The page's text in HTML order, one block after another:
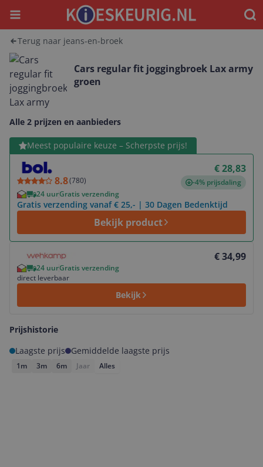
Menu
Terug naar jeans-en-broek
Cars regular fit joggingbroek Lax army
groen
Alle 2 prijzen en aanbieders
Meest populaire keuze – Scherpste prijs!
8.8(780)
€ 28,83
-4% prijsdaling
24 uurGratis verzending
Gratis verzending vanaf € 25,- | 30 Dagen Bedenktijd
Bekijk product
Bekijk product
€ 34,99
24 uurGratis verzending
direct leverbaar
Bekijk
Prijshistorie
Laagste prijs
Gemiddelde laagste prijs
1m 3m 6m Jaar Alles